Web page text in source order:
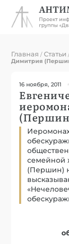
Главная /Статьи
Димитрия
16 ноября, 2011
семейной
(Першин)